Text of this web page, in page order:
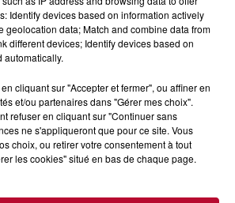
À LA MJC DE MARSEILLAN
Identify devices based on information actively
geolocation data; Match and combine data from
different devices; Identify devices based on
automatically.
cliquant sur "Accepter et fermer", ou affiner en
et/ou partenaires dans "Gérer mes choix".
refuser en cliquant sur "Continuer sans
ne s'appliqueront que pour ce site. Vous
choix, ou retirer votre consentement à tout
les cookies" situé en bas de chaque page.